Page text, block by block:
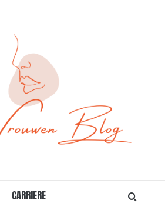
CARRIERE